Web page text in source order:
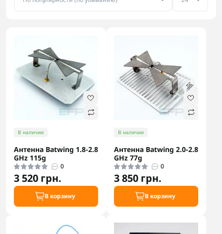
В наличии
Антенна Batwing 1.8-2.8
GHz 115g
0
3 520 грн.
В корзину
В наличии
Антенна Batwing 2.0-2.8
GHz 77g
0
3 850 грн.
В корзину